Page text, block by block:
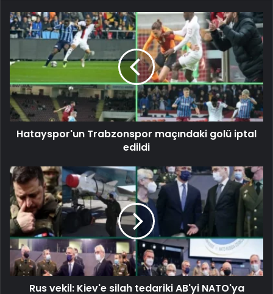
Hatayspor'un Trabzonspor maçındaki golü iptal
edildi
Rus vekil: Kiev'e silah tedariki AB'yi NATO'ya